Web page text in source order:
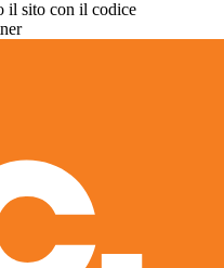
il sito con il codice